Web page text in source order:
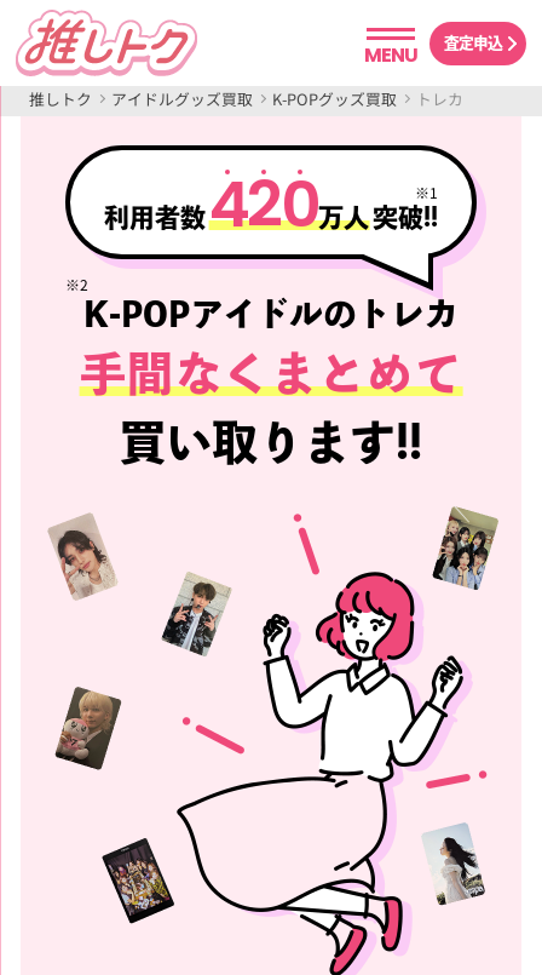
MENU
査定申込
推しトク アイドルグッズ買取 K-POPグッズ買取 トレカ
利用者数420万人突破!!
※1
※2
K-POPアイドルのトレカ
手間なくまとめて
買い取ります!!